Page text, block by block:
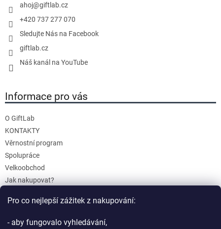
Pro co nejlepší zážitek z nakupování:
- aby fungovalo vyhledávání,
ahoj@giftlab.cz
+420 737 277 070
Sledujte Nás na Facebook
giftlab.cz
Náš kanál na YouTube
Informace pro vás
O GiftLab
KONTAKTY
Věrnostní program
Spolupráce
Velkoobchod
Jak nakupovat?
Reklamace a Vrácení
Obchodní podmínky